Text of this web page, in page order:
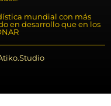
mundial con más
en desarrollo que en los